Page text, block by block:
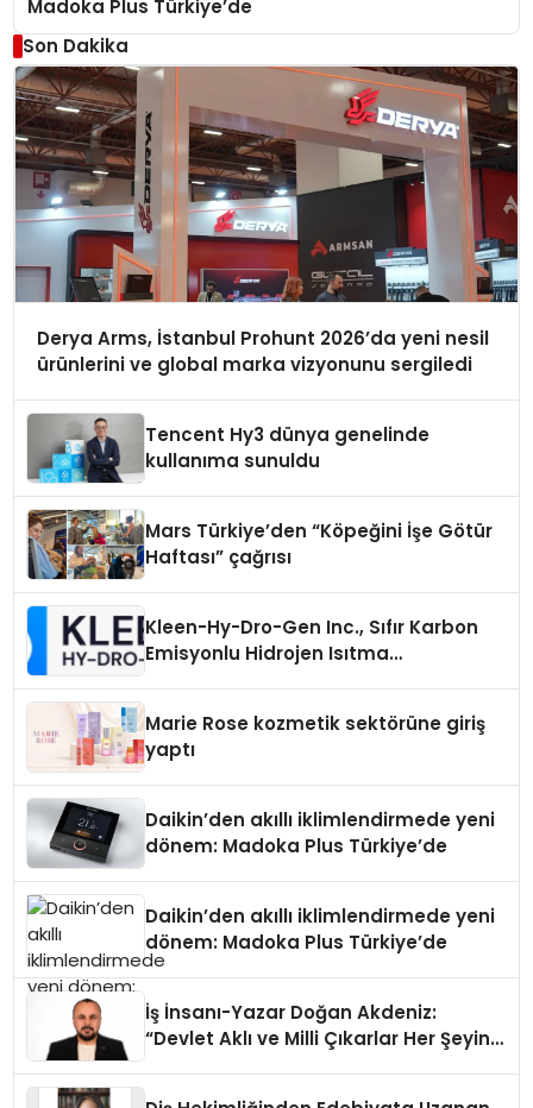
Madoka Plus Türkiye’de
Son Dakika
Derya Arms, İstanbul Prohunt 2026’da yeni nesil
ürünlerini ve global marka vizyonunu sergiledi
Tencent Hy3 dünya genelinde
kullanıma sunuldu
Mars Türkiye’den “Köpeğini İşe Götür
Haftası” çağrısı
Kleen-Hy-Dro-Gen Inc., Sıfır Karbon
Emisyonlu Hidrojen Isıtma
Marie Rose kozmetik sektörüne giriş
yaptı
Daikin’den akıllı iklimlendirmede yeni
dönem: Madoka Plus Türkiye’de
Daikin’den akıllı iklimlendirmede yeni
dönem: Madoka Plus Türkiye’de
İş İnsanı-Yazar Doğan Akdeniz:
“Devlet Aklı ve Milli Çıkarlar Her Şeyin